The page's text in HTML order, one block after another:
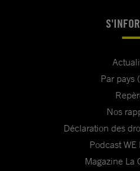
Par pays
Nos
Déclaration des
Podcast WE
Magazine La